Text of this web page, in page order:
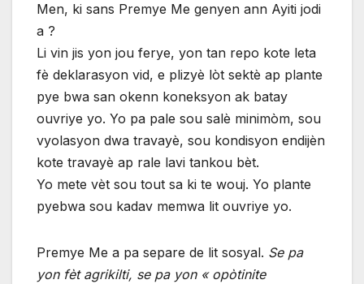
Men, ki sans Premye Me genyen ann Ayiti jodi
a ?
Li vin jis yon jou ferye, yon tan repo kote leta
fè deklarasyon vid, e plizyè lòt sektè ap plante
pye bwa san okenn koneksyon ak batay
ouvriye yo. Yo pa pale sou salè minimòm, sou
vyolasyon dwa travayè, sou kondisyon endijèn
kote travayè ap rale lavi tankou bèt.
Yo mete vèt sou tout sa ki te wouj. Yo plante
pyebwa sou kadav memwa lit ouvriye yo.
Premye Me a pa separe de lit sosyal. Se pa
yon fèt agrikilti, se pa yon « opòtinite